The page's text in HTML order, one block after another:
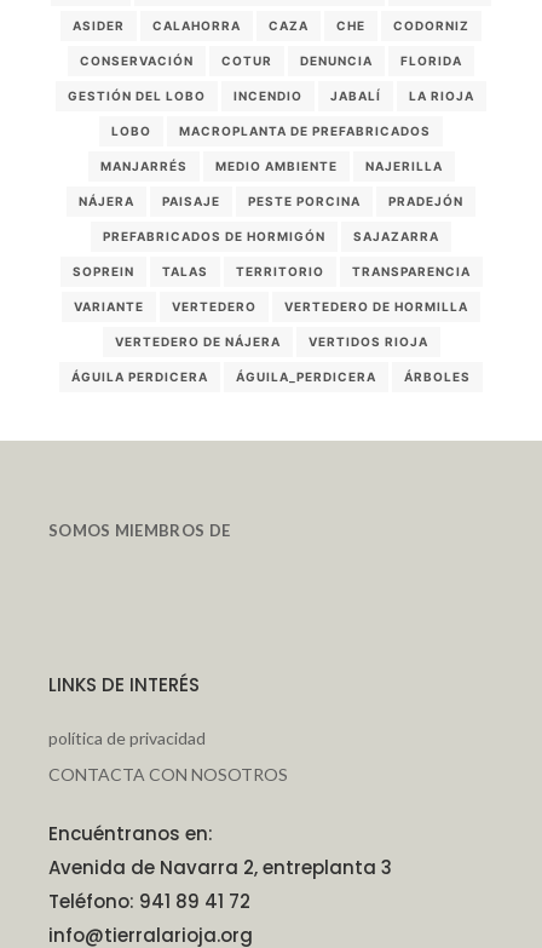
ASIDER CALAHORRA CAZA CHE CODORNIZ
CONSERVACIÓN COTUR DENUNCIA FLORIDA
GESTIÓN DEL LOBO INCENDIO JABALÍ LA RIOJA
LOBO MACROPLANTA DE PREFABRICADOS
MANJARRÉS MEDIO AMBIENTE NAJERILLA
NÁJERA PAISAJE PESTE PORCINA PRADEJÓN
PREFABRICADOS DE HORMIGÓN SAJAZARRA
SOPREIN TALAS TERRITORIO TRANSPARENCIA
VARIANTE VERTEDERO VERTEDERO DE HORMILLA
VERTEDERO DE NÁJERA VERTIDOS RIOJA
ÁGUILA PERDICERA ÁGUILA_PERDICERA ÁRBOLES
SOMOS MIEMBROS DE
LINKS DE INTERÉS
política de privacidad
CONTACTA CON NOSOTROS
Encuéntranos en:
Avenida de Navarra 2, entreplanta 3
Teléfono: 941 89 41 72
info@tierralarioja.org